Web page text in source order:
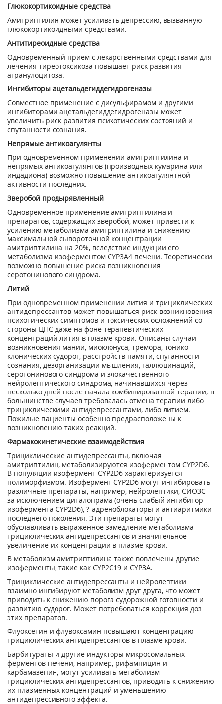
Глюкокортикоидные средства
Амитриптилин может усиливать депрессию, вызванную
глюкокортикоидными средствами.
Антитиреоидные средства
Одновременный прием с лекарственными средствами для
лечения тиреотоксикоза повышает риск развития
агранулоцитоза.
Ингибиторы ацетальдегиддегидрогеназы
Совместное применение с дисульфирамом и другими
ингибиторами ацетальдегиддегидрогеназы может
увеличить риск развития психотических состояний и
спутанности сознания.
Непрямые антикоагулянты
При одновременном применении амитриптилина и
непрямых антикоагулянтов (производных кумарина или
индадиона) возможно повышение антикоагулянтной
активности последних.
Зверобой продырявленный
Одновременное применение амитриптилина и
препаратов, содержащих зверобой, может привести к
усилению метаболизма амитриптилина и снижению
максимальной сывороточной концентрации
амитриптилина на 20%, вследствие индукции его
метаболизма изоферментом CYP3A4 печени. Теоретически
возможно повышение риска возникновения
серотонинового синдрома.
Литий
При одновременном применении лития и трициклических
антидепрессантов может повышаться риск возникновения
психотических симптомов и токсических осложнений со
стороны ЦНС даже на фоне терапевтических
концентраций лития в плазме крови. Описаны случаи
возникновения мании, миоклонуса, тремора, тонико-
клонических судорог, расстройств памяти, спутанности
сознания, дезорганизации мышления, галлюцинаций,
серотонинового синдрома и злокачественного
нейролептического синдрома, начинавшихся через
несколько дней после начала комбинированной терапии; в
большинстве случаев требовалась отмена терапии либо
трициклическими антидепрессантами, либо литием.
Пожилые пациенты особенно предрасположены к
возникновению таких реакций.
Фармакокинетические взаимодействия
Трициклические антидепрессанты, включая
амитриптилин, метаболизируются изоферментом CYP2D6.
В популяции изофермент CYP2D6 характеризуется
полиморфизмом. Изофермент CYP2D6 могут ингибировать
различные препараты, например, нейролептики, СИОЗС
за исключением циталопрама (очень слабый ингибитор
изофермента CYP2D6), ?-адреноблокаторы и антиаритмики
последнего поколения. Эти препараты могут
обуславливать выраженное замедление метаболизма
трициклических антидепрессантов и значительное
увеличение их концентрации в плазме крови.
В метаболизм амитриптилина также вовлечены другие
изоферменты, такие как CYP2C19 и CYP3A.
Трициклические антидепрессанты и нейролептики
взаимно ингибируют метаболизм друг друга, что может
приводить к снижению порога судорожной готовности и
развитию судорог. Может потребоваться коррекция доз
этих препаратов.
Флуоксетин и флувоксамин повышают концентрацию
трициклических антидепрессантов в плазме крови.
Барбитураты и другие индукторы микросомальных
ферментов печени, например, рифампицин и
карбамазепин, могут усиливать метаболизм
трициклических антидепрессантов, приводить к снижению
их плазменных концентраций и уменьшению
антидепрессивного эффекта.